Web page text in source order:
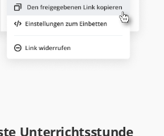
Unterrichtsstunde